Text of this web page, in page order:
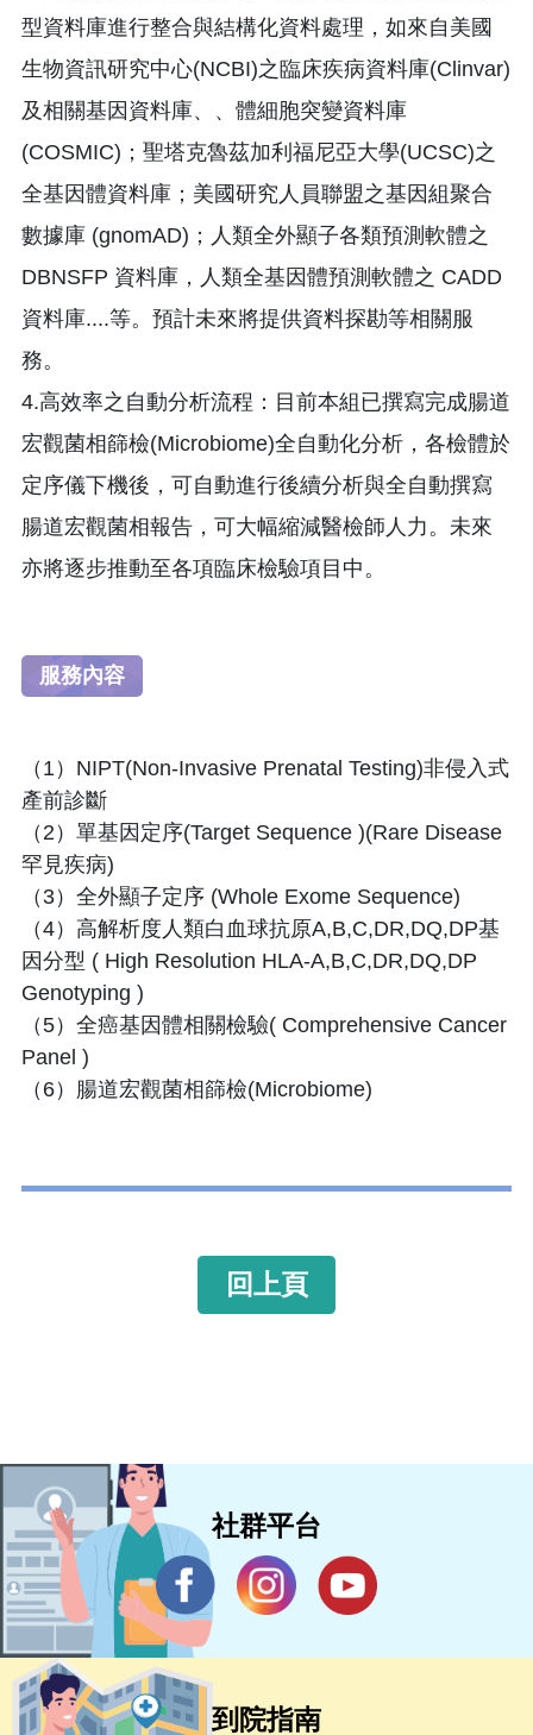
型資料庫進行整合與結構化資料處理，如來自美國
生物資訊研究中心(NCBI)之臨床疾病資料庫(Clinvar)
及相關基因資料庫、、體細胞突變資料庫
(COSMIC)；聖塔克魯茲加利福尼亞大學(UCSC)之
全基因體資料庫；美國研究人員聯盟之基因組聚合
數據庫 (gnomAD)；人類全外顯子各類預測軟體之
DBNSFP 資料庫，人類全基因體預測軟體之 CADD
資料庫....等。預計未來將提供資料探勘等相關服
務。
4.高效率之自動分析流程：目前本組已撰寫完成腸道
宏觀菌相篩檢(Microbiome)全自動化分析，各檢體於
定序儀下機後，可自動進行後續分析與全自動撰寫
腸道宏觀菌相報告，可大幅縮減醫檢師人力。未來
亦將逐步推動至各項臨床檢驗項目中。
服務內容
（1）NIPT(Non-Invasive Prenatal Testing)非侵入式
產前診斷
（2）單基因定序(Target Sequence )(Rare Disease
罕見疾病)
（3）全外顯子定序 (Whole Exome Sequence)
（4）高解析度人類白血球抗原A,B,C,DR,DQ,DP基
因分型 ( High Resolution HLA-A,B,C,DR,DQ,DP
Genotyping )
（5）全癌基因體相關檢驗( Comprehensive Cancer
Panel )
（6）腸道宏觀菌相篩檢(Microbiome)
回上頁
社群平台
到院指南